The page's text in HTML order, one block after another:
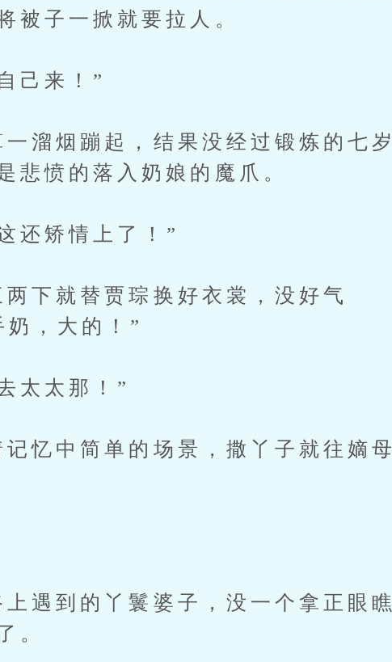
被子一掀就要拉人。
己来！”
溜烟蹦起，结果没经过锻炼的七岁
悲愤的落入奶娘的魔爪。
还矫情上了！”
下就替贾琮换好衣裳，没好气
，大的！”
太太那！”
忆中简单的场景，撒丫子就往嫡母
遇到的丫鬟婆子，没一个拿正眼瞧
。